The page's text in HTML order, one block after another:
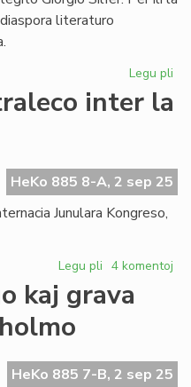
literaturo
Legu pli
inter la
HeKo 885 8-A, 2 sep 25
Junulara Kongreso,
Legu pli pri
pri
la
junularo
4 komentoj
kaj grava
HeKo 885 7-B, 2 sep 25